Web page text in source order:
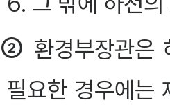
② 환경부장관은
필요한 경우에는